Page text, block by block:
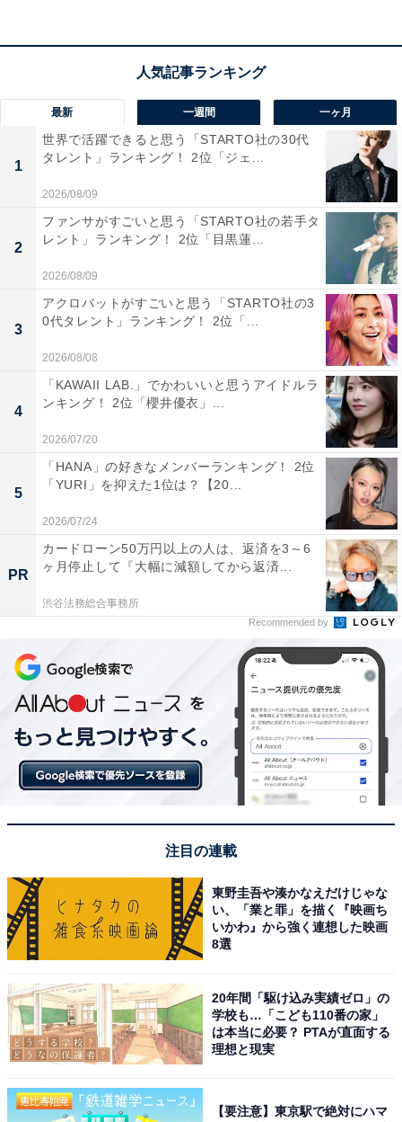
1位：岡田将生『ザ・トラベルナース』
View this post on Instagram
A post shared by 岡田将生/Masaki Okada
1位には岡田将生さんが選ばれました。岡田さんは、
『ザ・トラベルナース』（テレビ朝日系）で主演を務め
ています。『ザ・トラベルナース』は、シリーズ化され
た痛快医療ヒューマンドラマで常に高視聴率をマーク。
岡田さんは、NP（Nurse Practitioner）の資格を持つフリ
ーランスの看護師・那須田歩を演じています。医療知識
が高いナースで、クールな岡田さんのビジュアルに合っ
岡田さんは、2006年に芸能界デビューしてから、ドラマ
『花ざかりの君たちへ〜イケメン♂パラダイス〜』（フ
れます。早くから端正なルックスと高い演技力で話題を
最新 一週間 一ヶ月
1
世界で活躍できると思う「STARTO社の30代
タレント」ランキング！ 2位「ジェ...
2026/08/09
2
ファンサがすごいと思う「STARTO社の若手タ
レント」ランキング！ 2位「目黒蓮...
2026/08/09
3
アクロバットがすごいと思う「STARTO社の3
0代タレント」ランキング！ 2位「...
2026/08/08
4
「KAWAII LAB.」でかわいいと思うアイドルラ
ンキング！ 2位「櫻井優衣」...
2026/07/20
5
「HANA」の好きなメンバーランキング！ 2位
「YURI」を抑えた1位は？【20...
2026/07/24
PR
カードローン50万円以上の人は、返済を3～6
ヶ月停止して『大幅に減額してから返済...
渋谷法務総合事務所
Recommended by
注目の連載
東野圭吾や湊かなえだけじゃな
い、「業と罪」を描く『映画ち
いかわ』から強く連想した映画
8選
20年間「駆け込み実績ゼロ」の
学校も…「こども110番の家」
は本当に必要？ PTAが直面する
理想と現実
【要注意】東京駅で絶対にハマ